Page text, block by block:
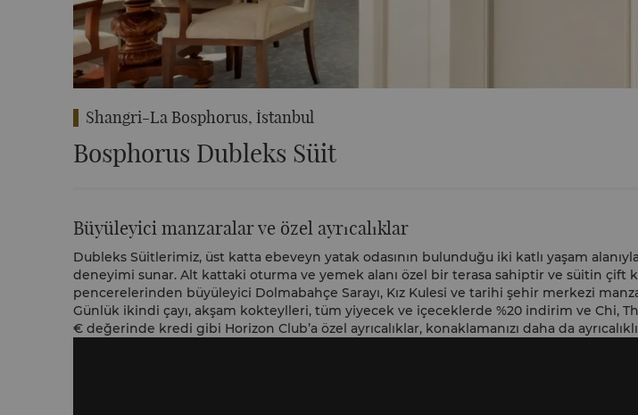
Shangri-La Bosphorus, İstanbul
Bosphorus Dubleks Süit
Büyüleyici manzaralar ve özel ayrıcalıklar
Dubleks Süitlerimiz, üst katta ebeveyn yatak odasının bulunduğu iki katlı yaşam
deneyimi sunar. Alt kattaki oturma ve yemek alanı özel bir terasa sahiptir ve süitin çift
pencerelerinden büyüleyici Dolmabahçe Sarayı, Kız Kulesi ve tarihi şehir merkezi
Günlük ikindi çayı, akşam kokteylleri, tüm yiyecek ve içeceklerde %20 indirim ve Chi,
€ değerinde kredi gibi Horizon Club’a özel ayrıcalıklar, konaklamanızı daha da